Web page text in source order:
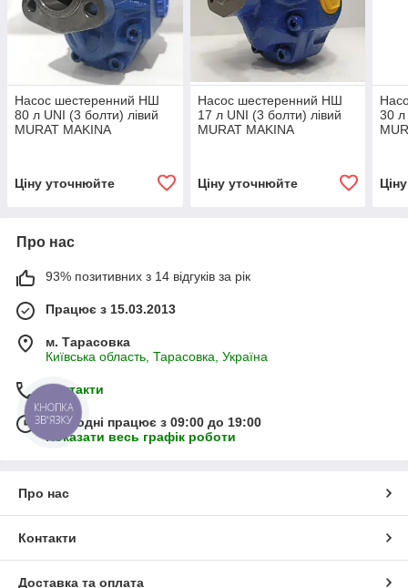
Насос шестеренний НШ
80 л UNI (3 болти) лівий
MURAT MAKINA
Ціну уточнюйте
Насос шестеренний НШ
17 л UNI (3 болти) лівий
MURAT MAKINA
Ціну уточнюйте
30 л
Про нас
93% позитивних з 14 відгуків за рік
Працює з 15.03.2013
м. Тарасовка
Київська область, Тарасовка, Україна
Контакти
Сьогодні працює з 09:00 до 19:00
Показати весь графік роботи
Про нас
Контакти
Доставка та оплата
КНОПКА
ЗВ'ЯЗКУ